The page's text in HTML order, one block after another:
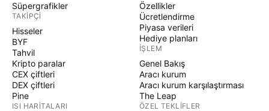
Süpergrafikler
TAKIPÇI
Hisseler
BYF
Tahvil
Kripto paralar
CEX çiftleri
DEX çiftleri
Pine
ISI HARITALARI
Özellikler
Ücretlendirme
Piyasa verileri
Hediye planları
İŞLEM
Genel Bakış
Aracı kurum
Aracı kurum karşılaştırması
The Leap
ÖZEL TEKLIFLER